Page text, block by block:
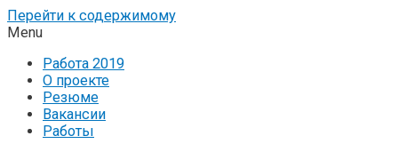
Перейти к содержимому
Menu
Работа 2019
О проекте
Резюме
Вакансии
Работы